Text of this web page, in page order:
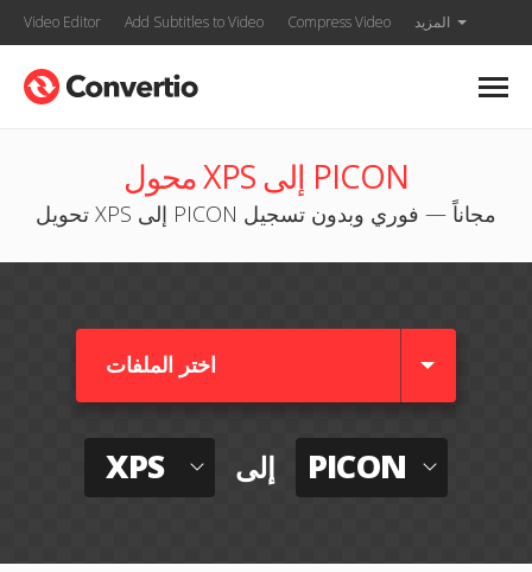
Video Editor Add Subtitles to Video Compress Video المزيد
محول XPS إلى PICON
تحويل XPS إلى PICON مجاناً — فوري وبدون تسجيل
اختر الملفات
XPS إلى PICON